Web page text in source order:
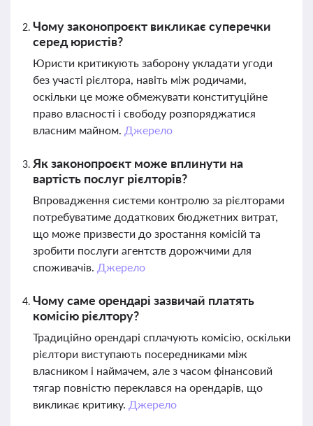
Чому законопроєкт викликає суперечки
серед юристів?
Юристи критикують заборону укладати угоди
без участі рієлтора, навіть між родичами,
оскільки це може обмежувати конституційне
право власності і свободу розпоряджатися
власним майном. Джерело
Як законопроєкт може вплинути на
вартість послуг рієлторів?
Впровадження системи контролю за рієлторами
потребуватиме додаткових бюджетних витрат,
що може призвести до зростання комісій та
зробити послуги агентств дорожчими для
споживачів. Джерело
Чому саме орендарі зазвичай платять
комісію рієлтору?
Традиційно орендарі сплачують комісію, оскільки
рієлтори виступають посередниками між
власником і наймачем, але з часом фінансовий
тягар повністю переклався на орендарів, що
викликає критику. Джерело